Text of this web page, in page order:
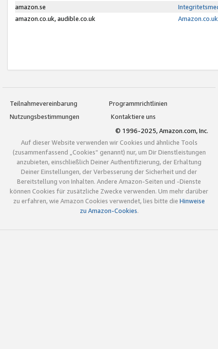
amazon.se
amazon.co.uk, audible.co.uk
Teilnahmevereinbarung
Programmrichtlinien
Nutzungsbestimmungen
Kontaktiere uns
© 1996-2025, Amazon.com, Inc.
Auf dieser Website verwenden wir Cookies und ähnliche Tools
(zusammenfassend „Cookies“ genannt) nur, um Dir Dienstleistungen
anzubieten, einschließlich Deiner Authentifizierung, der Erhaltung
Deiner Einstellungen, der Verbesserung der Sicherheit und der
Bereitstellung von Inhalten. Andere Amazon-Seiten und -Dienste
können Cookies für zusätzliche Zwecke verwenden. Um mehr darüber
zu erfahren, wie Amazon Cookies verwendet, lies bitte die Hinweise
zu Amazon-Cookies.